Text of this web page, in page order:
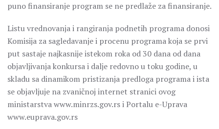
puno finansiranje program se ne predlaže za finansiranje.
Listu vrednovanja i rangiranja podnetih programa donosi
Komisija za sagledavanje i procenu programa koja se prvi
put sastaje najkasnije istekom roka od 30 dana od dana
objavljivanja konkursa i dalje redovno u toku godine, u
skladu sa dinamikom pristizanja predloga programa i ista
se objavljuje na zvaničnoj internet stranici ovog
ministarstva www.minrzs.gov.rs i Portalu e-Uprava
www.euprava.gov.rs